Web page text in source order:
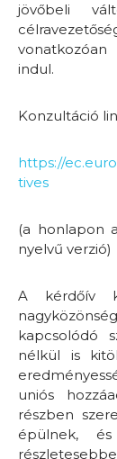
jövőbeli
vonatkozóan
indul.
Konzultáció
https://
tives
(a honlapon
nyelvű verzió)
A kérdőív
kapcsolódó
nélkül is
uniós
részben
épülnek,